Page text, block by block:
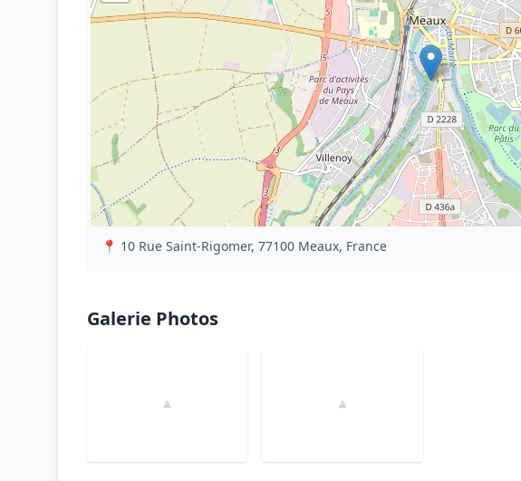
📍 10 Rue Saint-Rigomer, 77100 Meaux, France
Galerie Photos